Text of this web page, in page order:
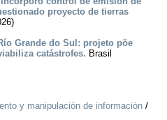
proyecto de tierras
Grande do Sul: projeto põe
catástrofes. Brasil
y manipulación de información /